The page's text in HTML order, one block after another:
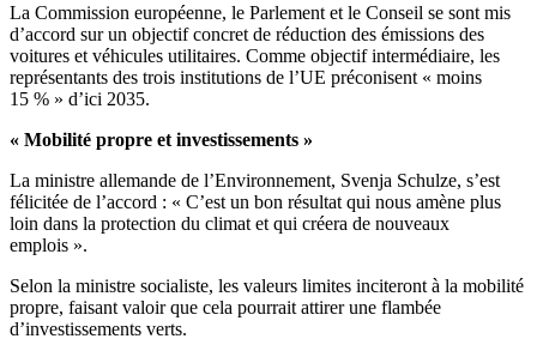
La Commission européenne, le Parlement et le Conseil se sont mis
d’accord sur un objectif concret de réduction des émissions des
voitures et véhicules utilitaires. Comme objectif intermédiaire, les
représentants des trois institutions de l’UE préconisent « moins
15 % » d’ici 2035.
« Mobilité propre et investissements »
La ministre allemande de l’Environnement, Svenja Schulze, s’est
félicitée de l’accord : « C’est un bon résultat qui nous amène plus
loin dans la protection du climat et qui créera de nouveaux
emplois ».
Selon la ministre socialiste, les valeurs limites inciteront à la mobilité
propre, faisant valoir que cela pourrait attirer une flambée
d’investissements verts.